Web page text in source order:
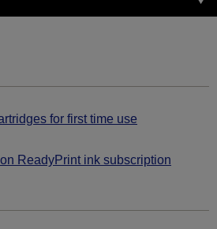
for first time use
ReadyPrint ink subscription